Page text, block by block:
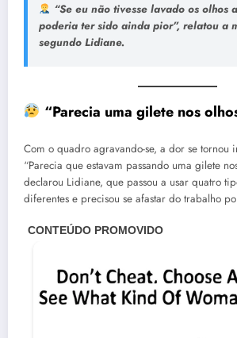
“Se eu não tivesse lavado os olhos
poderia ter sido ainda pior”, relatou a
segundo Lidiane.
“Parecia uma gilete nos
Com o quadro agravando-se, a dor se tornou
“Parecia que estavam passando uma gilete
declarou Lidiane, que passou a usar quatro
diferentes e precisou se afastar do trabalho